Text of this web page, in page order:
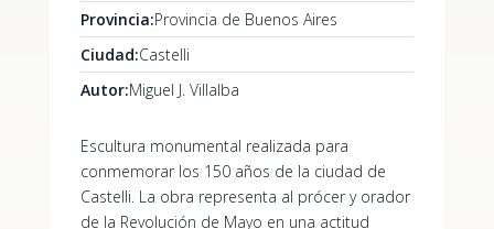
Provincia:Provincia de Buenos Aires
Ciudad:Castelli
Autor:Miguel J. Villalba
Escultura monumental realizada para
conmemorar los 150 años de la ciudad de
Castelli. La obra representa al prócer y orador
de la Revolución de Mayo en una actitud